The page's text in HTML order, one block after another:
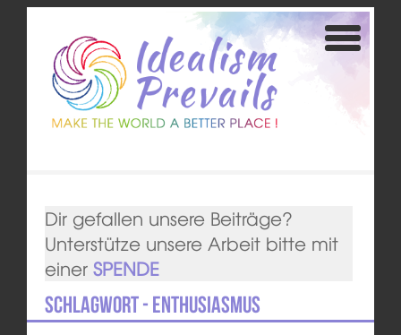
Dir gefallen unsere Beiträge?
Unterstütze unsere Arbeit bitte mit
einer SPENDE
Schlagwort - Enthusiasmus